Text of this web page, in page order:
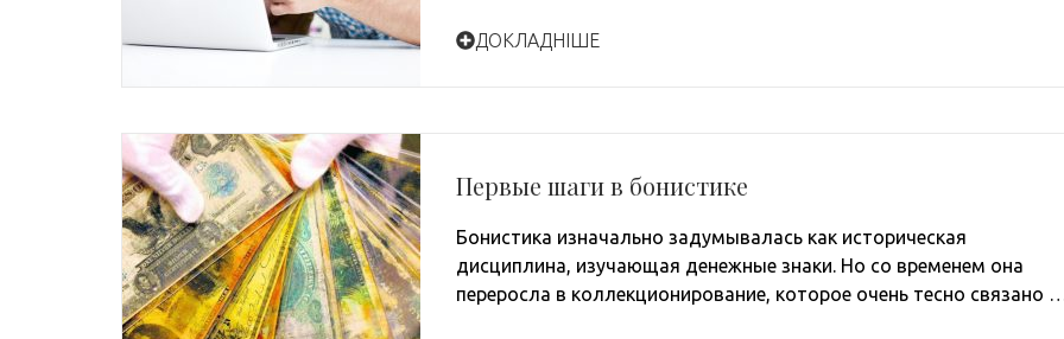
ДОКЛАДНІШЕ
Первые шаги в бонистике
Бонистика изначально задумывалась как историческая
дисциплина, изучающая денежные знаки. Но со временем она
переросла в коллекционирование, которое очень тесно связано